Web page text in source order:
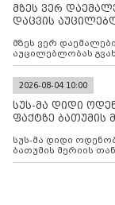
მზეს ვერ
დაცვის
მზეს ვერ
აუცილებლობას
2026-08-04 10:00
სუს-მა დიდი
ფაქტზე ბათუმის
სუს-მა დიდი ოდენობით ქრთამის მოთხოვნისა და აღების ფაქტზე
ბათუმის მერიის